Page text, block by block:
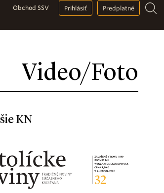
Video/Foto
Obchod SSV Prihlásiť Predplatné
KN